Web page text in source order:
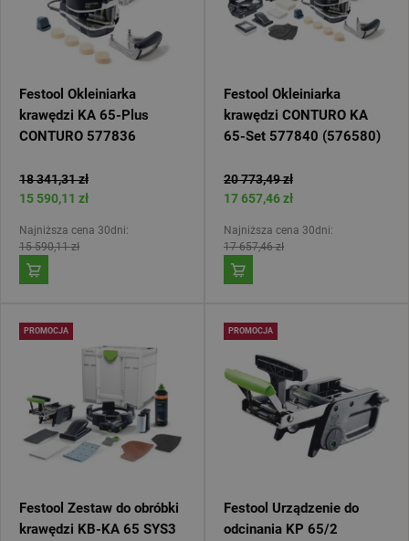
Festool Okleiniarka
krawędzi KA 65-Plus
CONTURO 577836
18 341,31 zł
15 590,11 zł
Najniższa cena 30dni:
15 590,11 zł
Festool Okleiniarka
krawędzi CONTURO KA
65-Set 577840 (576580)
20 773,49 zł
17 657,46 zł
Najniższa cena 30dni:
17 657,46 zł
PROMOCJA
Festool Zestaw do obróbki
krawędzi KB-KA 65 SYS3
PROMOCJA
Festool Urządzenie do
odcinania KP 65/2